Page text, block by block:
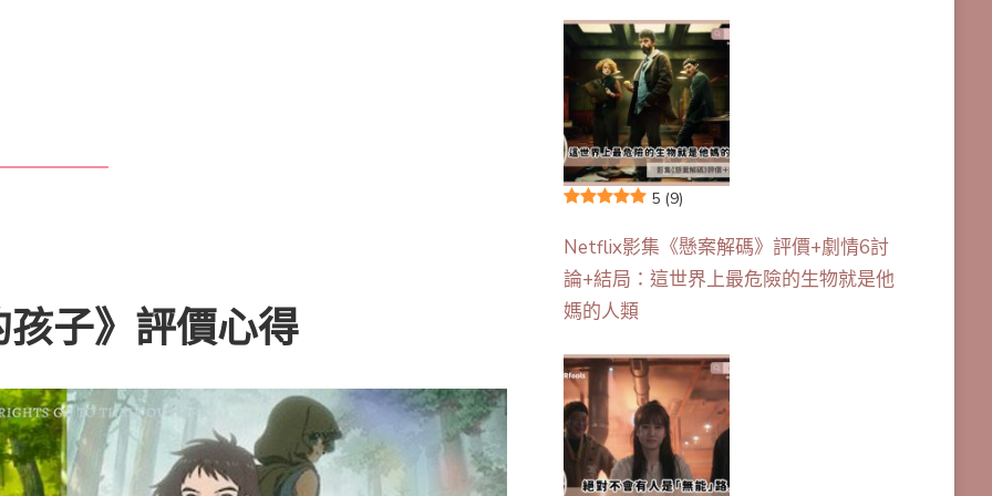
子》評價心得
5 (9)
Netflix影集《懸案解碼》評價+劇情6討
論+結局：這世界上最危險的生物就是他
媽的人類